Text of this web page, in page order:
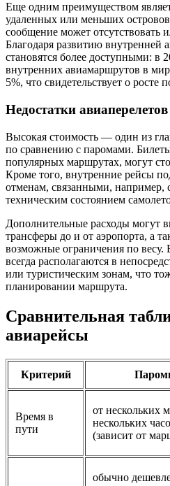
Еще одним преимуществом
удаленных или меньших
сообщение может отсутствовать
Благодаря развитию внутренней
становятся более доступными: в
внутренних авиамаршрутов в
5%, что свидетельствует о росте
Недостатки авиаперелетов
Высокая стоимость — один из
по сравнению с паромами.
популярных маршрутах, могут
Кроме того, внутренние рейсы
отменам, связанными,
техническим состоянием
Дополнительные расходы могут
трансферы до и от аэропорта, а
возможные ограничения по весу.
всегда располагаются в
или туристическим зонам, что
планировании маршрута.
Сравнительная
авиарейсы
Критерий
Время в
пути
от нескольких
нескольких
(зависит от
обычно